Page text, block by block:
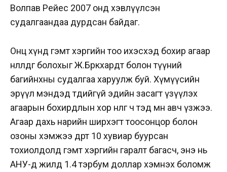
Волпав Рейес 2007 онд хэвлүүлсэн
судалгаандаа дурдсан байдаг.
Онц хүнд гэмт хэргийн тоо ихэсхэд бохир агаар
нөлөөлдөг болохыг Ж.Бөркхардт болон түүний
багийнхны судалгаа харуулж буй. Хүмүүсийн
эрүүл мэндэд төдийгүй эдийн засагт үзүүлэх
агаарын бохирдлын хор нөлөөг ч тэд мөн авч үзжээ.
Агаар дахь нарийн ширхэгт тоосонцор болон
озоны хэмжээ өдөрт 10 хувиар буурсан
тохиолдолд гэмт хэргийн гаралт багасч, энэ нь
АНУ-д жилд 1.4 тэрбум доллар хэмнэх боломж